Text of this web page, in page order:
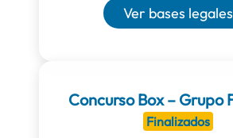
Ver bases legales
Concurso Box – Grupo
Finalizados